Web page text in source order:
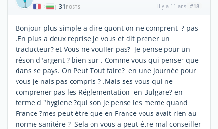
| 31 POSTS il y a 11 ans #18
Bonjour plus simple a dire quont on ne comprent ? pas
.En plus a deux reprise je vous et dit prener un
traducteur? et Vous ne vouller pas? je pense pour un
réson d"argent ? bien sur . Comme vous qui penser que
dans se pays. On Peut Tout faire? en une journée pour
vous je nais pas compris ? .Mais ses vous qui ne
comprener pas les Réglementation en Bulgare? en
terme d "hygiene ?qui son je pense les meme quand
France ?mes peut étre que en France vous avait rien au
norme sanitére ? Sela on vous a peut étre mal conseiller